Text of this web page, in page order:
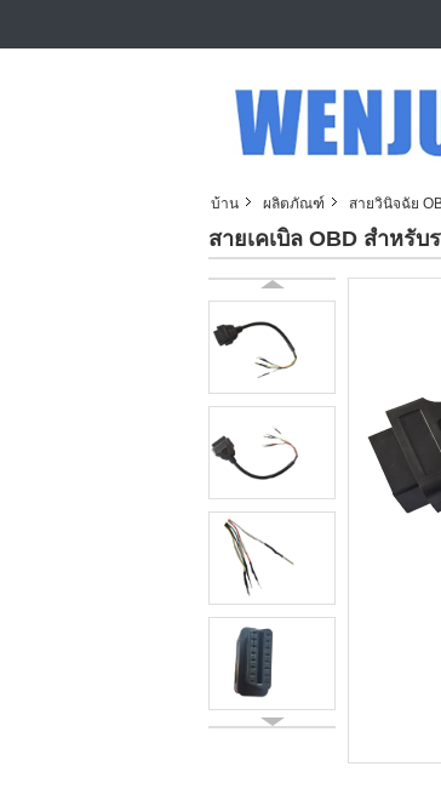
บ้าน ผลิตภัณฑ์ สายวินิจฉัย
สายเคเบิล OBD สำหรั